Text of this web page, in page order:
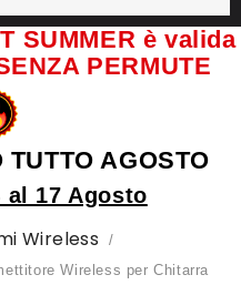
SUMMER è valida
PERMUTE
TUTTO AGOSTO
al 17 Agosto
Wireless
Wireless per Chitarra